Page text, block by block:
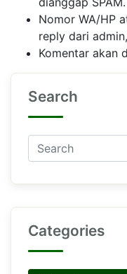
Nomor WA/HP
reply dari
Komentar akan
Search
Categories